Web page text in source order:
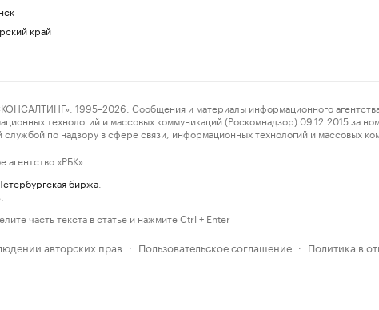
край
1995–2026. Сообщения и материалы информационного агентства
технологий и массовых коммуникаций (Роскомнадзор) 09.12.2015 за
по надзору в сфере связи, информационных технологий и
«РБК».
биржа
часть текста в статье и нажмите Ctrl + Enter
авторских прав · Пользовательское соглашение · Политика в